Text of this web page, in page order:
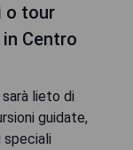
o tour
Centro
lieto di
guidate,